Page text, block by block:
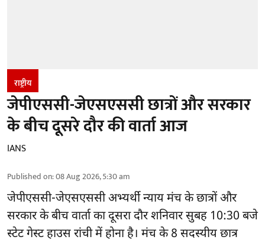
राष्ट्रीय
जेपीएससी-जेएसएससी छात्रों और सरकार
के बीच दूसरे दौर की वार्ता आज
IANS
Published on:08 Aug 2026, 5:30 am
जेपीएससी-जेएसएससी अभ्यर्थीन्याय मंच के छात्रों और
सरकार के बीच वार्ता का दूसरा दौर शनिवार सुबह 10:30 बजे
स्टेट गेस्ट हाउस रांची में होना है। मंच के 8 सदस्यीय छात्र